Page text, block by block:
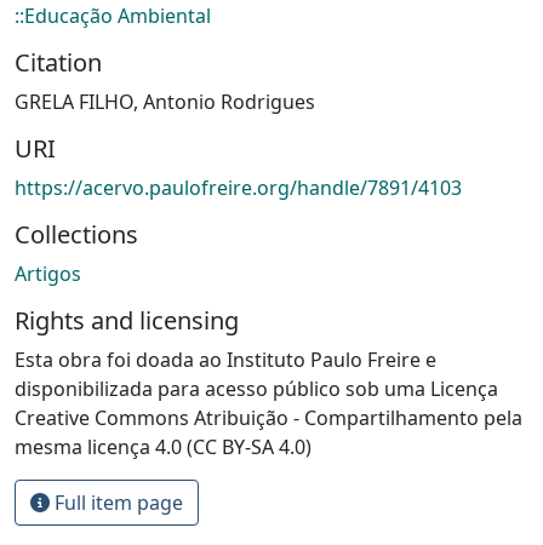
::Educação Ambiental
Citation
GRELA FILHO, Antonio Rodrigues
URI
https://acervo.paulofreire.org/handle/7891/4103
Collections
Artigos
Rights and licensing
Esta obra foi doada ao Instituto Paulo Freire e
disponibilizada para acesso público sob uma Licença
Creative Commons Atribuição - Compartilhamento pela
mesma licença 4.0 (CC BY-SA 4.0)
Full item page